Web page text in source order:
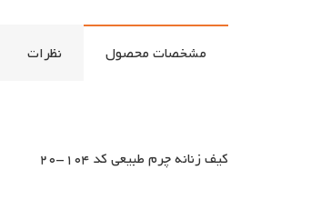
مشخصات محصول نظرات
کیف زنانه چرم طبیعی کد 104-20